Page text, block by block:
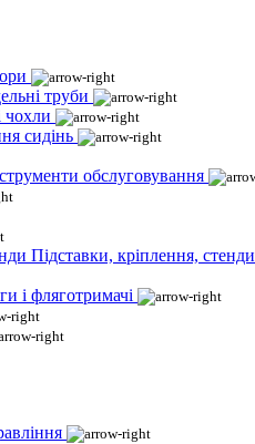
труби
чохли
сидінь
обслуговування
Підставки, кріплення, стенди
і фляготримачі